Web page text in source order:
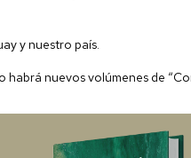
y nuestro país.
habrá nuevos volúmenes de